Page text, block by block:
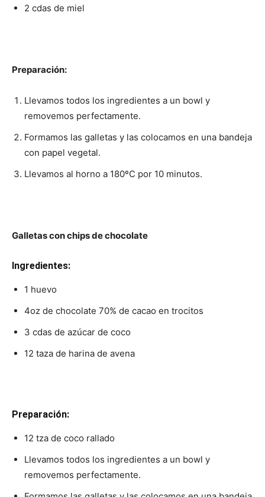
2 cdas de miel
Preparación:
Llevamos todos los ingredientes a un bowl y
removemos perfectamente.
Formamos las galletas y las colocamos en una bandeja
con papel vegetal.
Llevamos al horno a 180ºC por 10 minutos.
Galletas con chips de chocolate
Ingredientes:
1 huevo
4oz de chocolate 70% de cacao en trocitos
3 cdas de azúcar de coco
12 taza de harina de avena
Preparación:
12 tza de coco rallado
Llevamos todos los ingredientes a un bowl y
removemos perfectamente.